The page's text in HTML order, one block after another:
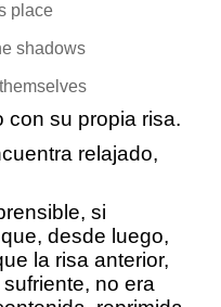
place
shadows
con su propia risa.
relajado,
si
desde luego,
la risa anterior,
no era